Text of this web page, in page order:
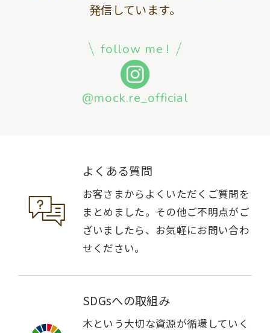
発信しています。
follow me !
@mock.re_official
よくある質問
お客さまからよくいただくご質問を
まとめました。その他ご不明点がご
ざいましたら、お気軽にお問い合わ
せください。
SDGsへの取組み
木という大切な資源が循環していく